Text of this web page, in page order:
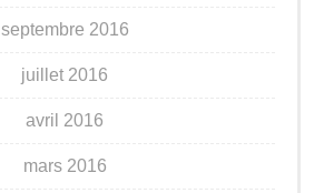
septembre 2016
juillet 2016
avril 2016
mars 2016